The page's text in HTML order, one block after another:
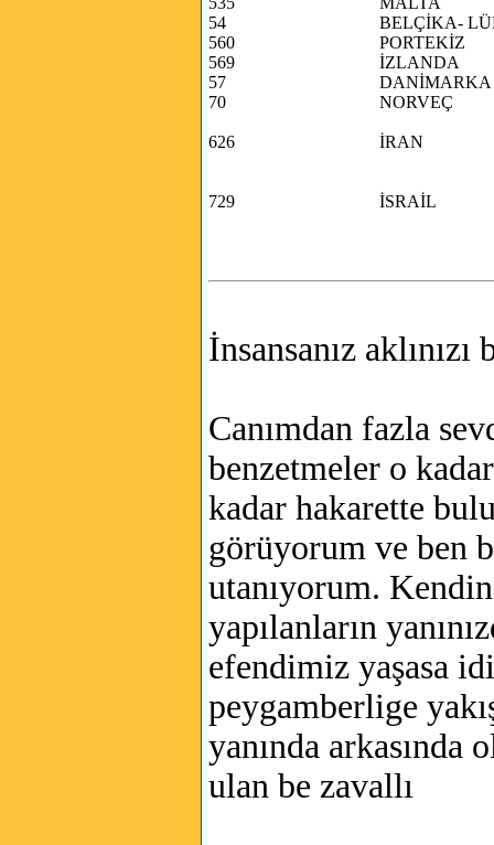
54
BELÇİKA-
560
PORTEKİZ
569
İZLANDA
57
DANİMARKA
70
NORVEÇ
626 İRAN
729 İSRAİL
İnsansanız aklınızı
Canımdan fazla
benzetmeler o
kadar hakarette
görüyorum ve ben
utanıyorum.
yapılanların
efendimiz yaşasa
peygamberlige
yanında arkasında
ulan be zavallı